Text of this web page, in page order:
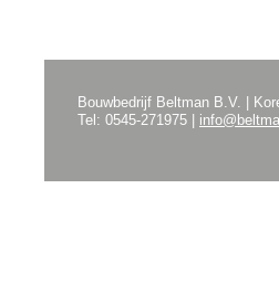
Bouwbedrijf Beltman B.V. |
Tel: 0545-271975 |